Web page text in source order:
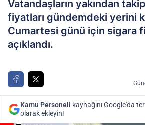
Vatandaşların yakından
fiyatları gündemdeki yerini
Cumartesi günü için sigara
açıklandı.
Kamu Personeli kaynağını Google'da
olarak ekleyin!